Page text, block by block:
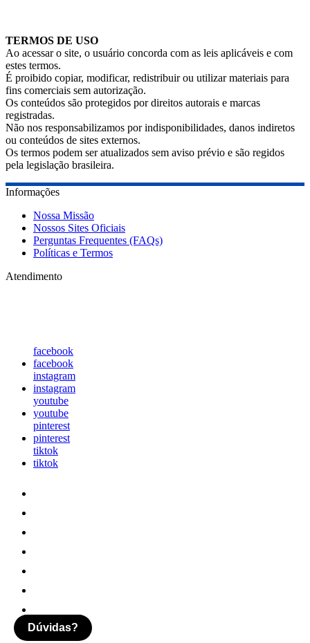
Dúvidas?
TERMOS DE USO
Ao acessar o site, o usuário concorda com as leis aplicáveis e com
estes termos.
É proibido copiar, modificar, redistribuir ou utilizar materiais para
fins comerciais sem autorização.
Os conteúdos são protegidos por direitos autorais e marcas
registradas.
Não nos responsabilizamos por indisponibilidades, danos indiretos
ou conteúdos de sites externos.
Os termos podem ser atualizados sem aviso prévio e são regidos
pela legislação brasileira.
Informações
Nossa Missão
Nossos Sites Oficiais
Perguntas Frequentes (FAQs)
Políticas e Termos
Atendimento
facebook
facebook
instagram
instagram
youtube
youtube
pinterest
pinterest
tiktok
tiktok